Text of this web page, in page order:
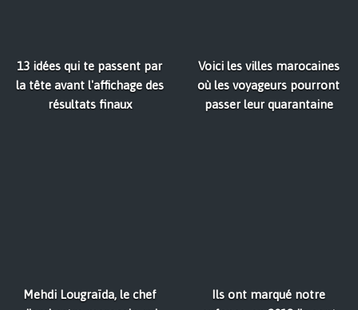
13 idées qui te passent par
la tête avant l'affichage des
résultats finaux
Voici les villes marocaines
où les voyageurs pourront
passer leur quarantaine
Mehdi Lougraïda, le chef
Ils ont marqué notre